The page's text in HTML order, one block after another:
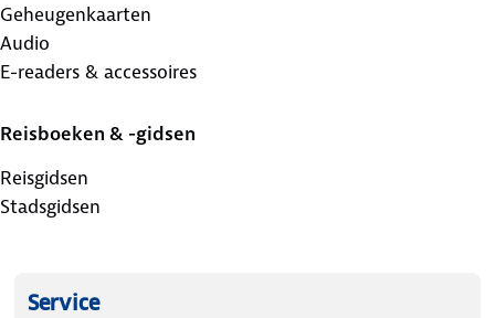
Geheugenkaarten
Audio
E-readers & accessoires
Reisboeken & -gidsen
Reisgidsen
Stadsgidsen
Service